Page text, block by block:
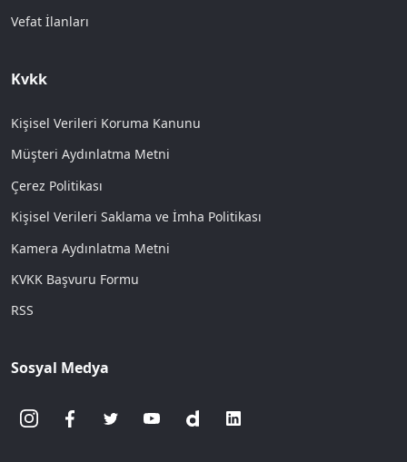
Vefat İlanları
Kvkk
Kişisel Verileri Koruma Kanunu
Müşteri Aydınlatma Metni
Çerez Politikası
Kişisel Verileri Saklama ve İmha Politikası
Kamera Aydınlatma Metni
KVKK Başvuru Formu
RSS
Sosyal Medya